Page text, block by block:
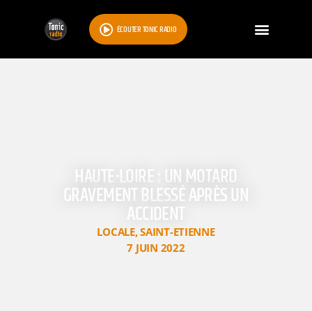
ÉCOUTER TONIC RADIO
HAUTE-LOIRE : UN MOTARD
GRAVEMENT BLESSÉ APRÈS UN
ACCIDENT
LOCALE,SAINT-ETIENNE
7 JUIN 2022